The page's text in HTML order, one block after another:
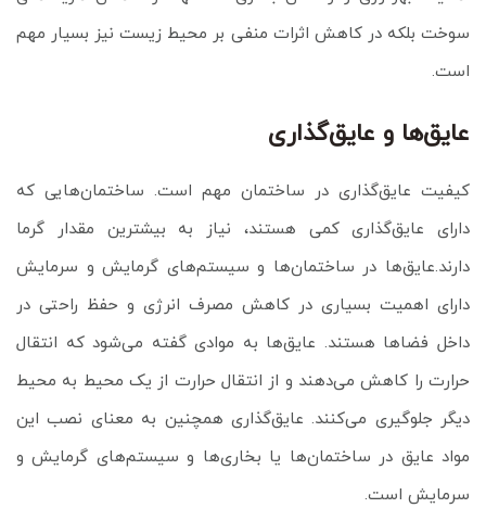
سوخت بلکه در کاهش اثرات منفی بر محیط زیست نیز بسیار مهم
است.
عایق‌ها و عایق‌گذاری
کیفیت عایق‌گذاری در ساختمان مهم است. ساختمان‌هایی که
دارای عایق‌گذاری کمی هستند، نیاز به بیشترین مقدار گرما
دارند.عایق‌ها در ساختمان‌ها و سیستم‌های گرمایش و سرمایش
دارای اهمیت بسیاری در کاهش مصرف انرژی و حفظ راحتی در
داخل فضاها هستند. عایق‌ها به موادی گفته می‌شود که انتقال
حرارت را کاهش می‌دهند و از انتقال حرارت از یک محیط به محیط
دیگر جلوگیری می‌کنند. عایق‌گذاری همچنین به معنای نصب این
مواد عایق در ساختمان‌ها یا بخاری‌ها و سیستم‌های گرمایش و
سرمایش است.